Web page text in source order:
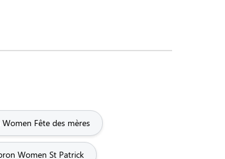
Fête des mères
Women St Patrick